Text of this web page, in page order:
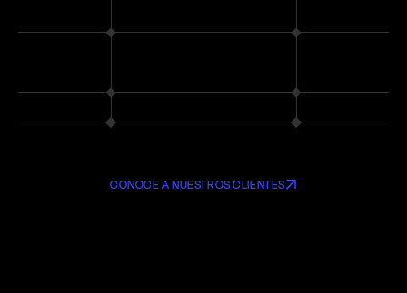
CONOCE A NUESTROS CLIENTES